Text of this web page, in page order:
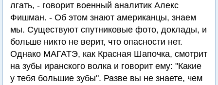
лгать, - говорит военный аналитик Алекс
Фишман. - Об этом знают американцы, знаем
мы. Существуют спутниковые фото, доклады, и
больше никто не верит, что опасности нет.
Однако МАГАТЭ, как Красная Шапочка, смотрит
на зубы иранского волка и говорит ему: "Какие
у тебя большие зубы". Разве вы не знаете, чем